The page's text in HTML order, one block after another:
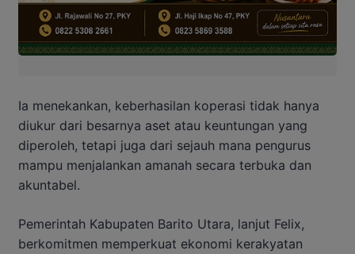
Ia menekankan, keberhasilan koperasi tidak hanya
diukur dari besarnya aset atau keuntungan yang
diperoleh, tetapi juga dari sejauh mana pengurus
mampu menjalankan amanah secara terbuka dan
akuntabel.
Pemerintah Kabupaten Barito Utara, lanjut Felix,
berkomitmen memperkuat ekonomi kerakyatan